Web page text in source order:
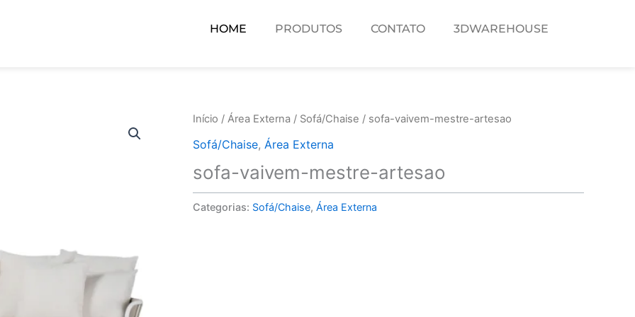
HOME PRODUTOS CONTATO 3DWAREHOUSE
Início / Área Externa / Sofá/Chaise / sofa-vaivem-mestre-artesao
Sofá/Chaise, Área Externa
sofa-vaivem-mestre-artesao
Categorias: Sofá/Chaise, Área Externa